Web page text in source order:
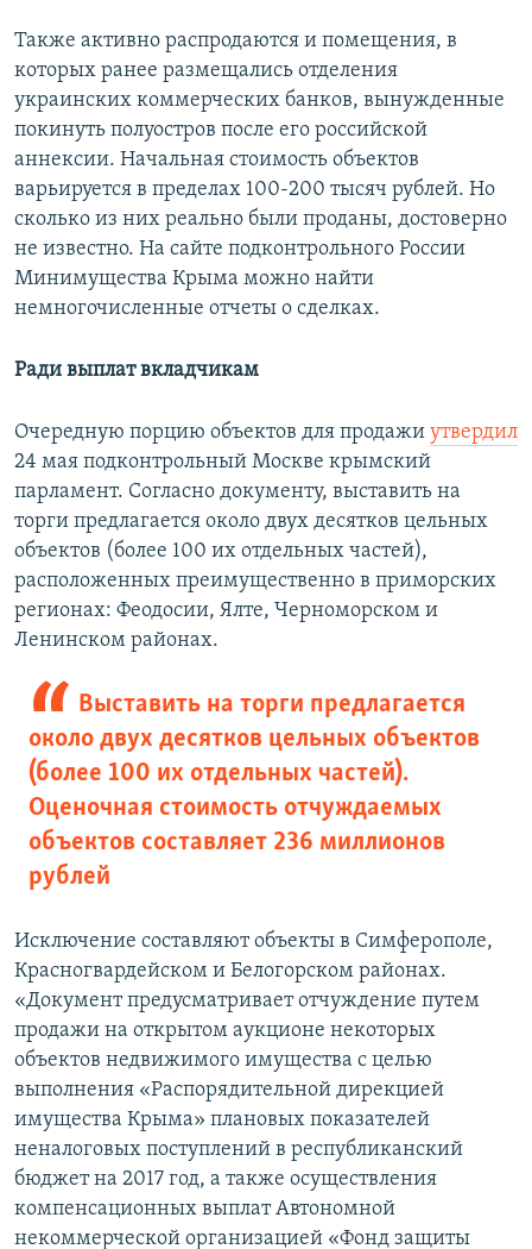
Также активно распродаются и помещения, в
которых ранее размещались отделения
украинских коммерческих банков, вынужденные
покинуть полуостров после его российской
аннексии. Начальная стоимость объектов
варьируется в пределах 100-200 тысяч рублей. Но
сколько из них реально были проданы, достоверно
не известно. На сайте подконтрольного России
Минимущества Крыма можно найти
немногочисленные отчеты о сделках.
Ради выплат вкладчикам
Очередную порцию объектов для продажи утвердил
24 мая подконтрольный Москве крымский
парламент. Согласно документу, выставить на
торги предлагается около двух десятков цельных
объектов (более 100 их отдельных частей),
расположенных преимущественно в приморских
регионах: Феодосии, Ялте, Черноморском и
Ленинском районах.
Выставить на торги предлагается
около двух десятков цельных объектов
(более 100 их отдельных частей).
Оценочная стоимость отчуждаемых
объектов составляет 236 миллионов
рублей
Исключение составляют объекты в Симферополе,
Красногвардейском и Белогорском районах.
«Документ предусматривает отчуждение путем
продажи на открытом аукционе некоторых
объектов недвижимого имущества с целью
выполнения «Распорядительной дирекцией
имущества Крыма» плановых показателей
неналоговых поступлений в республиканский
бюджет на 2017 год, а также осуществления
компенсационных выплат Автономной
некоммерческой организацией «Фонд защиты